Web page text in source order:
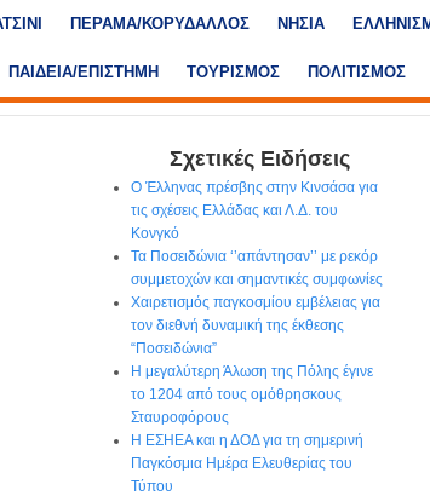
ΠΕΡΑΜΑ/ΚΟΡΥΔΑΛΛΟΣ ΝΗΣΙΑ
ΠΑΙΔΕΙΑ/ΕΠΙΣΤΗΜΗ ΤΟΥΡΙΣΜΟΣ ΠΟΛΙΤΙΣΜΟΣ
Σχετικές Ειδήσεις
Ο Έλληνας πρέσβης στην Κινσάσα για
τις σχέσεις Ελλάδας και Λ.Δ. του
Κονγκό
Τα Ποσειδώνια ‘’απάντησαν’’ με ρεκόρ
συμμετοχών και σημαντικές συμφωνίες
Χαιρετισμός παγκοσμίου εμβέλειας για
τον διεθνή δυναμική της έκθεσης
“Ποσειδώνια”
Η μεγαλύτερη Άλωση της Πόλης έγινε
το 1204 από τους ομόθρησκους
Σταυροφόρους
Η ΕΣΗΕΑ και η ΔΟΔ για τη σημερινή
Παγκόσμια Ημέρα Ελευθερίας του
Τύπου